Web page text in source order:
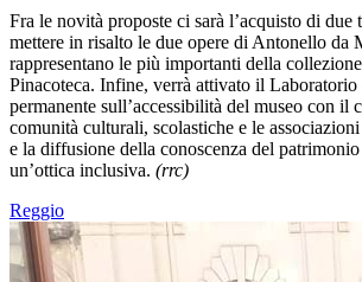
Fra le novità proposte ci sarà l’acquisto di due
mettere in risalto le due opere di Antonello da
rappresentano le più importanti della
Pinacoteca. Infine, verrà attivato il Laboratorio
permanente sull’accessibilità del museo con il
comunità culturali, scolastiche e le
e la diffusione della conoscenza del
un’ottica inclusiva. (rrc)
Reggio